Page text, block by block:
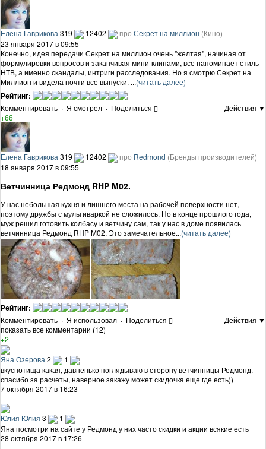
Елена Гаврикова 319 12402 про Секрет на миллион (Кино)
23 января 2017 в 09:55
Конечно, идея передачи Секрет на миллион очень "желтая", начиная от
формулировки вопросов и заканчивая мини-клипами, все напоминает стиль
НТВ, а именно скандалы, интриги расследования. Но я смотрю Секрет на
Миллион и видела почти все выпуски. ...(читать далее)
Рейтинг:
Комментировать · Я смотрел · Поделиться
Действия ▼
+66
Елена Гаврикова 319 12402 про Redmond (Бренды производителей)
18 января 2017 в 09:55
Ветчинница Редмонд RHP M02.
У нас небольшая кухня и лишнего места на рабочей поверхности нет,
поэтому дружбы с мультиваркой не сложилось. Но в конце прошлого года,
муж решил готовить колбасу и ветчину сам, так у нас в доме появилась
ветчинница Редмонд RHP M02. Это замечательное...(читать далее)
Рейтинг:
Комментировать · Я использовал · Поделиться
Действия ▼
показать все комментарии (12)
+2
Яна Озерова 2
1
вкуснотища какая, давненько поглядываю в сторону ветчинницы Редмонд.
спасибо за расчеты, наверное закажу может скидочка еще где есть))
7 октября 2017 в 16:23
Юлия Юлия 3
1
Яна посмотри на сайте у Редмонд у них часто скидки и акции всякие есть
28 октября 2017 в 17:26